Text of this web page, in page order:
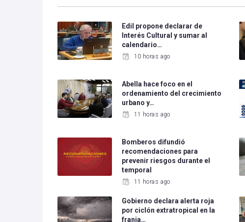
Edil propone declarar de
Interés Cultural y sumar al
calendario…
10 horas ago
Abella hace foco en el
ordenamiento del crecimiento
urbano y…
11 horas ago
Bomberos difundió
recomendaciones para
prevenir riesgos durante el
temporal
11 horas ago
Gobierno declara alerta roja
por ciclón extratropical en la
franja…